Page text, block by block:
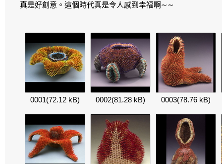
真是好創意。這個時代真是令人感到幸福啊∼∼
0001(72.12 kB) 0002(81.28 kB) 0003(78.76 kB)